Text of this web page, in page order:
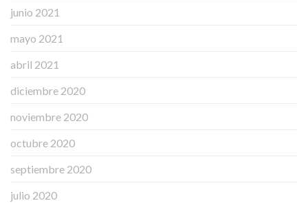
junio 2021
mayo 2021
abril 2021
diciembre 2020
noviembre 2020
octubre 2020
septiembre 2020
julio 2020